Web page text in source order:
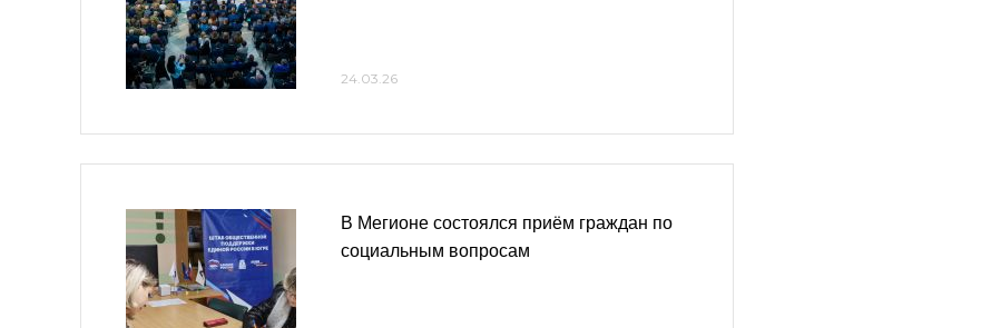
24.03.26
В Мегионе состоялся приём граждан по
социальным вопросам